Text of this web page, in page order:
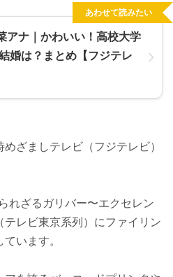
アナ｜かわいい！高校大学
婚は？まとめ【フジテレ
あわせて読みたい
ざましテレビ（フジテレビ）
れざるガリバー〜エクセレン
テレビ東京系列）にファイリン
います。